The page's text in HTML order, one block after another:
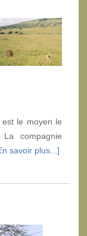
le moyen le
compagnie
savoir plus...]